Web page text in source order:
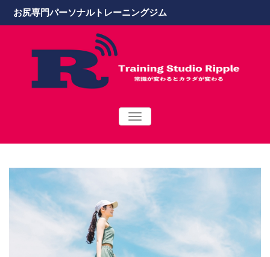
お尻専門パーソナルトレーニングジム
TOGGLE
NAVIGATION